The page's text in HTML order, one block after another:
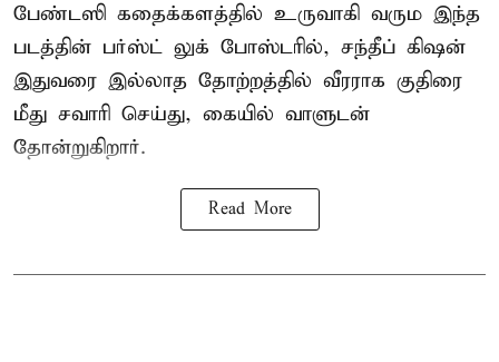
பேண்டஸி கதைக்களத்தில் உருவாகி வரும இந்த
படத்தின் பர்ஸ்ட் லுக் போஸ்டரில், சந்தீப் கிஷன்
இதுவரை இல்லாத தோற்றத்தில் வீரராக குதிரை
மீது சவாரி செய்து, கையில் வாளுடன்
தோன்றுகிறார்.
Read More